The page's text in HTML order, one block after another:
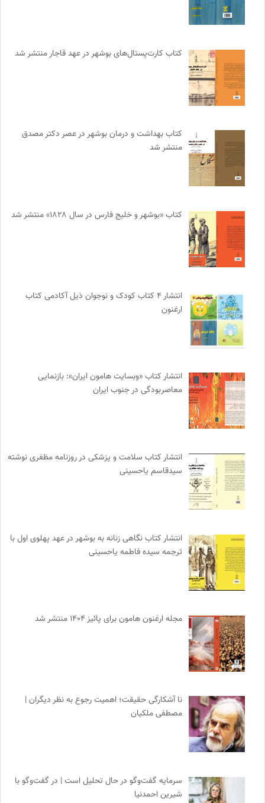
کتاب کارت‌پستال‌های بوشهر در عهد قاجار منتشر شد
کتاب بهداشت و درمان بوشهر در عصر دکتر مصدق
منتشر شد
کتاب «بوشهر و خلیج فارس در سال ۱۸۲۸» منتشر شد
انتشار ۴ کتاب کودک و نوجوان ذیل آکادمی کتاب
ارغنون
انتشار کتاب «وبسایت هامون ایران»: بازنمایی
معاصربودگی در جنوب ایران
انتشار کتاب سلامت و پزشکی در روزنامه مظفری نوشته
سیدقاسم یاحسینی
انتشار کتاب نگاهی زنانه به بوشهر در عهد پهلوی اول با
ترجمه سیده فاطمه یاحسینی
مجله ارغنون هامون برای پائیز ۱۴۰۴ منتشر شد
نا آشکارگی حقیقت؛ اهمیت رجوع به نظر دیگران |
مصطفی ملکیان
سرمایه گفت‌وگو در حال تحلیل است | در گفت‌وگو با
شیرین احمدنیا